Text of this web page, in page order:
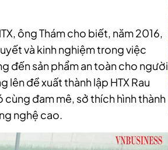
ông Thám cho biết, năm 2016,
và kinh nghiệm trong việc
đến sản phẩm an toàn cho người
đề xuất thành lập HTX Rau
đam mê, sở thích hình thành
nghệ cao.